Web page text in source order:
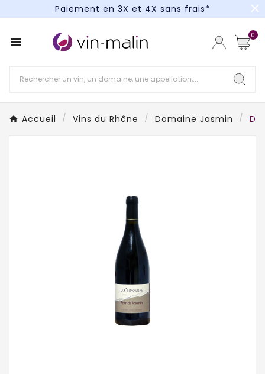
Paiement en 3X et 4X sans frais*
Paiement en 3X et 4X sans frais*
close
 0
Accueil Vins du Rhône Domaine Jasmin